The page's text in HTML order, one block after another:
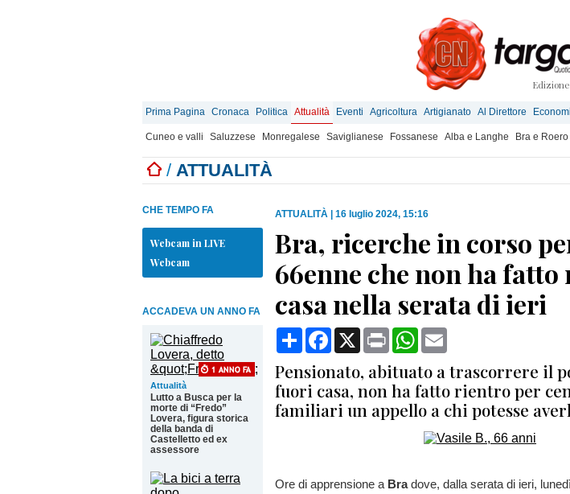
Prima Pagina Cronaca Politica Attualità Eventi Agricoltura Artigianato Al Direttore
Cuneo e valli Saluzzese Monregalese Saviglianese Fossanese Alba e Langhe Bra e Roero
/ ATTUALITÀ
CHE TEMPO FA
Webcam in LIVE
Webcam
ACCADEVA UN ANNO FA
Attualità
Lutto a Busca per la
morte di “Fredo”
Lovera, figura storica
della banda di
Castelletto ed ex
assessore
ATTUALITÀ 16 luglio 2024, 15:16
Bra, ricerche in corso
66enne che non ha
casa nella serata di ieri
CondividiFacebook
X Print WhatsApp
Pensionato, abituato a trascorrere il
fuori casa, non ha fatto rientro per
familiari un appello a chi potesse
Ore di apprensione a Bradove, dalla serata di ieri,